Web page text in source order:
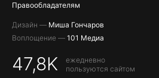
Правообладателям
Дизайн — Миша Гончаров
Воплощение — 101 Медиа
47,8K
ежедневно
пользуются сайтом